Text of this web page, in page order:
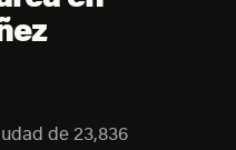
de 23,836